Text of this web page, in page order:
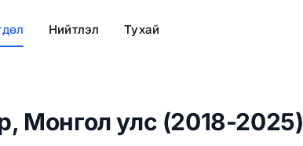
Нийтлэл Тухай
Монгол улс (2018-2025)